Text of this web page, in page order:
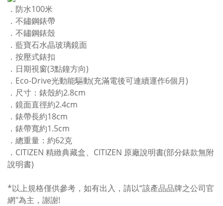
．防水100米
．不鏽鋼錶帶
．不鏽鋼錶殼
．藍寶石水晶玻璃鏡面
．按壓式錶扣
．日期視窗(3點鐘方向)
．Eco-Drive光動能驅動(充滿電後可連續運作6個月)
．尺寸：錶殼約2.8cm
．鏡面直徑約2.4cm
．錶帶長約18cm
．錶帶寬約1.5cm
．總重量：約62克
．CITIZEN 精緻典藏盒、CITIZEN 原廠說明書(部分錶款無附
說明書)
*以上規格僅供參考，如有出入，請以“該產品品牌之公司官
網"為主，謝謝!